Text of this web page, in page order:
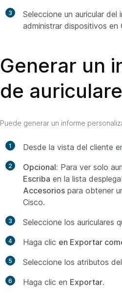
3
Seleccione un auricular
administrar dispositivos en
Generar un
de
Puede generar un informe
1 Desde la vista del cliente
2 Opcional: Para ver solo
Escriba en la lista
Accesorios para obtener
Cisco.
3 Seleccione los auriculares
4 Haga clic en Exportar
5 Seleccione los atributos
6 Haga clic en Exportar.